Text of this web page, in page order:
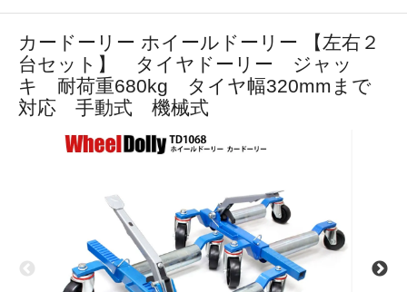
カードーリー ホイールドーリー 【左右２
台セット】 タイヤドーリー ジャッ
キ 耐荷重680kg タイヤ幅320mmまで
対応 手動式 機械式